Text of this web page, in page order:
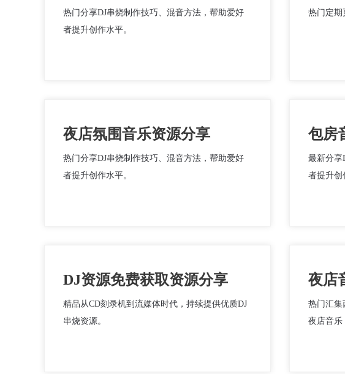
热门分享DJ串烧制作技巧、混音方法，帮助爱好
者提升创作水平。
热门定期
夜店氛围音乐资源分享
热门分享DJ串烧制作技巧、混音方法，帮助爱好
者提升创作水平。
包房
最新分享
者提升创
DJ资源免费获取资源分享
精品从CD刻录机到流媒体时代，持续提供优质DJ
串烧资源。
夜店
热门汇集
夜店音乐